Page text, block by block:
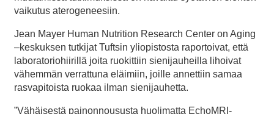
vaikutus aterogeneesiin.
Jean Mayer Human Nutrition Research Center on Aging
–keskuksen tutkijat Tuftsin yliopistosta raportoivat, että
laboratoriohiirillä joita ruokittiin sienijauheilla lihoivat
vähemmän verrattuna eläimiin, joille annettiin samaa
rasvapitoista ruokaa ilman sienijauhetta.
”Vähäisestä painonnoususta huolimatta EchoMRI-